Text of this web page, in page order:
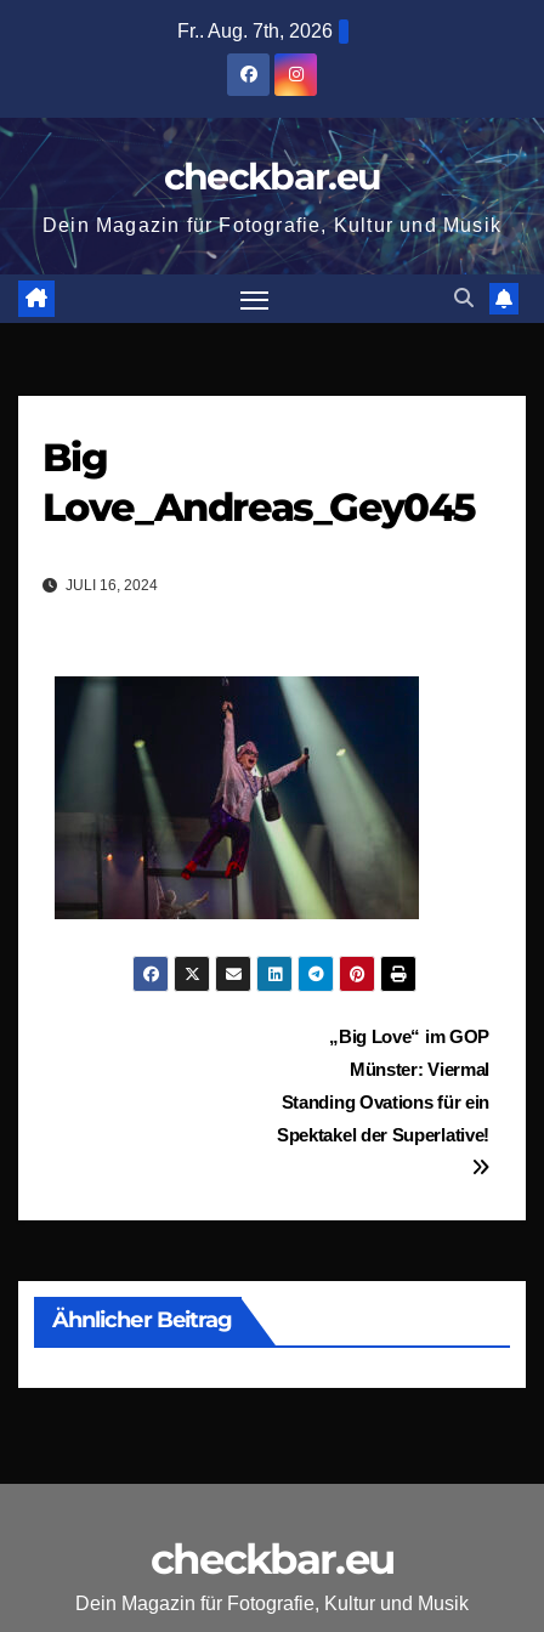
Fr.. Aug. 7th, 2026
checkbar.eu
Dein Magazin für Fotografie, Kultur und Musik
Big
Love_Andreas_Gey045
JULI 16, 2024
Beitragsnavigation„Big Love“ im GOP
Münster: Viermal
Standing Ovations für ein
Spektakel der Superlative!
Ähnlicher Beitrag
checkbar.eu
Dein Magazin für Fotografie, Kultur und Musik